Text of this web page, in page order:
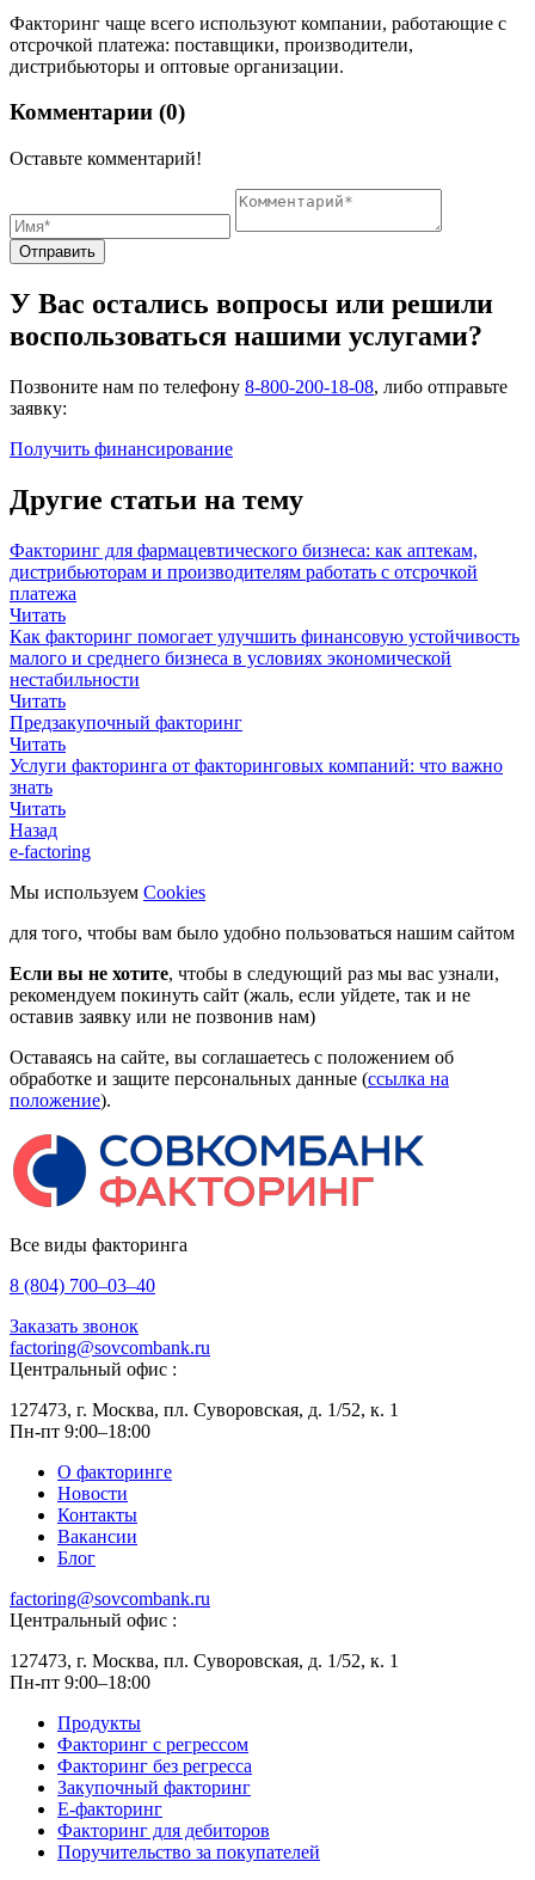
Факторинг чаще всего используют компании, работающие с
отсрочкой платежа: поставщики, производители,
дистрибьюторы и оптовые организации.
Комментарии (0)
Оставьте комментарий!
Отправить
У Вас остались вопросы или решили
воспользоваться нашими услугами?
Позвоните нам по телефону 8-800-200-18-08, либо отправьте
заявку:
Получить финансирование
Другие статьи на тему
Факторинг для фармацевтического бизнеса: как аптекам,
дистрибьюторам и производителям работать с отсрочкой
платежа
Читать
Как факторинг помогает улучшить финансовую устойчивость
малого и среднего бизнеса в условиях экономической
нестабильности
Читать
Предзакупочный факторинг
Читать
Услуги факторинга от факторинговых компаний: что важно
знать
Читать
Назад
e-factoring
Мы используем Cookies
для того, чтобы вам было удобно пользоваться нашим сайтом
Если вы не хотите, чтобы в следующий раз мы вас узнали,
рекомендуем покинуть сайт (жаль, если уйдете, так и не
оставив заявку или не позвонив нам)
Оставаясь на сайте, вы соглашаетесь с положением об
обработке и защите персональных данные (ссылка на
положение).
Все виды факторинга
8 (804) 700–03–40
Заказать звонок
factoring@sovcombank.ru
Центральный офис :
127473, г. Москва, пл. Суворовская, д. 1/52, к. 1
Пн-пт 9:00–18:00
О факторинге
Новости
Контакты
Вакансии
Блог
factoring@sovcombank.ru
Центральный офис :
127473, г. Москва, пл. Суворовская, д. 1/52, к. 1
Пн-пт 9:00–18:00
Продукты
Факторинг с регрессом
Факторинг без регресса
Закупочный факторинг
E-факторинг
Факторинг для дебиторов
Поручительство за покупателей